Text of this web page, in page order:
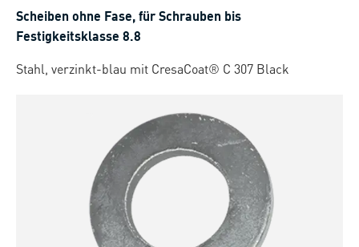
Scheiben ohne Fase, für Schrauben bis
Festigkeitsklasse 8.8
Stahl, verzinkt-blau mit CresaCoat® C 307 Black